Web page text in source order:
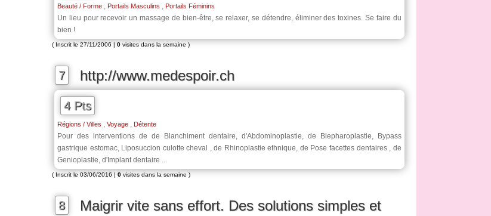
Beauté / Forme , Portails Masculins , Portails Féminins
Un lieu pour recevoir un massage de bien-être, se relaxer, se détendre, éliminer des toxines. Se faire du
bien !
( Inscrit le 27/11/2006 | 0 visites dans la semaine )
7 http://www.medespoir.ch
4 Pts
Régions / Villes , Voyage , Détente
Pour des interventions de de Blanchiment dentaire, d'Abdominoplastie, de Blepharoplastie, Bypass
gastrique estomac, Liposuccion culotte cheval , de Rhinoplastie ethnique, de Pose facettes dentaires , de
Genioplastie, d'Implant dentaire ...
( Inscrit le 03/06/2016 | 0 visites dans la semaine )
8
Maigrir vite sans effort. Des solutions simples et